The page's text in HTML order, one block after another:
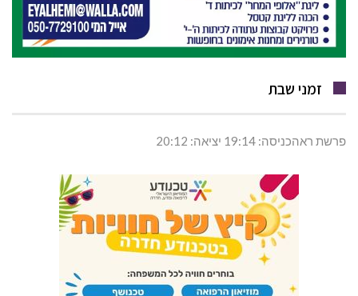
זמני שבת
פרשת ראהכניסה: 19:14 יציאה: 20:12